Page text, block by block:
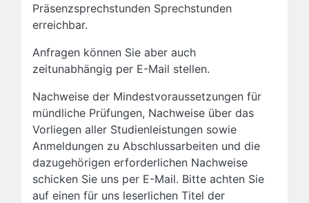
Präsenzsprechstunden Sprechstunden
erreichbar.
Anfragen können Sie aber auch
zeitunabhängig per E-Mail stellen.
Nachweise der Mindestvoraussetzungen für
mündliche Prüfungen, Nachweise über das
Vorliegen aller Studienleistungen sowie
Anmeldungen zu Abschlussarbeiten und die
dazugehörigen erforderlichen Nachweise
schicken Sie uns per E-Mail. Bitte achten Sie
auf einen für uns leserlichen Titel der